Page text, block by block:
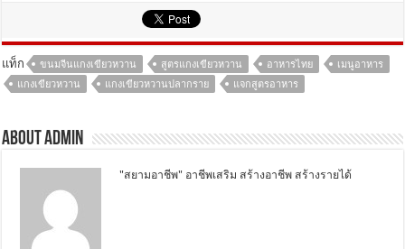
แท็ก ขนมจีนแกงเขียวหวาน สูตรแกงเขียวหวาน อาหารไทย
เมนูอาหาร
แกงเขียวหวาน
แกงเขียวหวานปลากราย แจกสูตรอาหาร
About Admin
"สยามอาชีพ" อาชีพเสริม สร้างอาชีพ สร้างรายได้